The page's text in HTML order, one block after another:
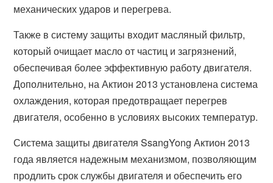
механических ударов и перегрева.
Также в систему защиты входит масляный фильтр,
который очищает масло от частиц и загрязнений,
обеспечивая более эффективную работу двигателя.
Дополнительно, на Актион 2013 установлена система
охлаждения, которая предотвращает перегрев
двигателя, особенно в условиях высоких температур.
Система защиты двигателя SsangYong Актион 2013
года является надежным механизмом, позволяющим
продлить срок службы двигателя и обеспечить его